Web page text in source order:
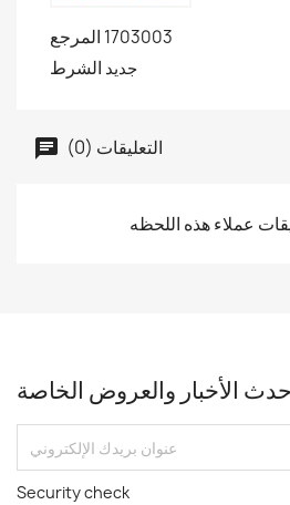
المرجع 1703003
الشرط جديد
التعليقات (0)
الأخبار والعروض الخاصة
Security check